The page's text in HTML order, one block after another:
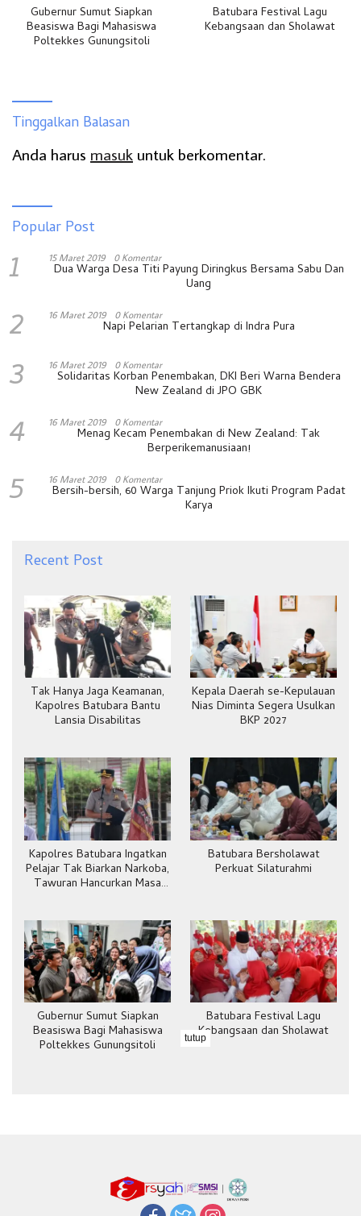
Gubernur Sumut Siapkan
Beasiswa Bagi Mahasiswa
Poltekkes Gunungsitoli
Batubara Festival Lagu
Kebangsaan dan Sholawat
Tinggalkan Balasan
Anda harus masuk untuk berkomentar.
Popular Post
1 15 Maret 2019 0 Komentar
Dua Warga Desa Titi Payung Diringkus Bersama Sabu Dan
Uang
2 16 Maret 2019 0 Komentar
Napi Pelarian Tertangkap di Indra Pura
3 16 Maret 2019 0 Komentar
Solidaritas Korban Penembakan, DKI Beri Warna Bendera
New Zealand di JPO GBK
4 16 Maret 2019 0 Komentar
Menag Kecam Penembakan di New Zealand: Tak
Berperikemanusiaan!
5 16 Maret 2019 0 Komentar
Bersih-bersih, 60 Warga Tanjung Priok Ikuti Program Padat
Karya
Recent Post
Tak Hanya Jaga Keamanan,
Kapolres Batubara Bantu
Lansia Disabilitas
Kepala Daerah se-Kepulauan
Nias Diminta Segera Usulkan
BKP 2027
Kapolres Batubara Ingatkan
Pelajar Tak Biarkan Narkoba,
Tawuran Hancurkan Masa
Batubara Bersholawat
Perkuat Silaturahmi
Gubernur Sumut Siapkan
Beasiswa Bagi Mahasiswa
Poltekkes Gunungsitoli
Batubara Festival Lagu
Kebangsaan dan Sholawat
tutup